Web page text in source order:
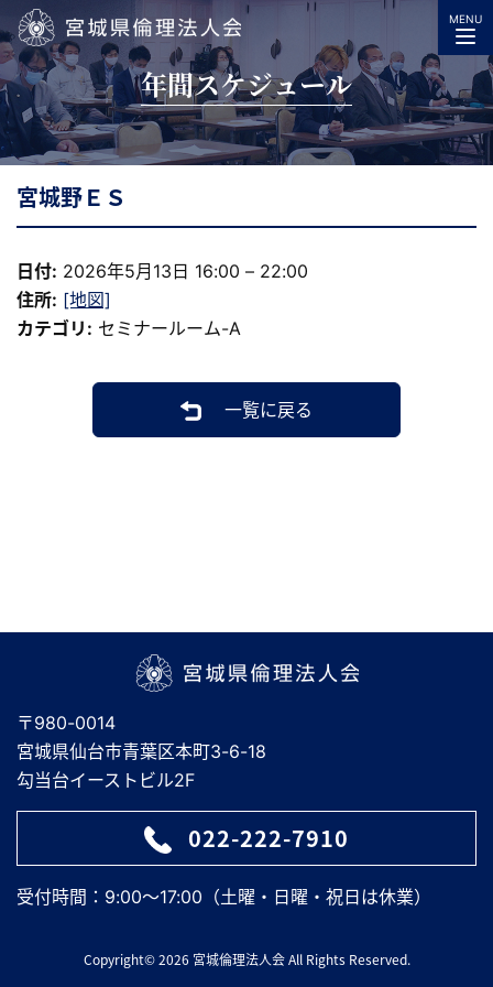
宮城県倫理法人会
MENU
年間スケジュール
宮城野ＥＳ
日付: 2026年5月13日 16:00 – 22:00
住所: [地図]
カテゴリ: セミナールーム-A
一覧に戻る
〒980-0014
宮城県仙台市青葉区本町3-6-18
勾当台イーストビル2F
022-222-7910
受付時間：9:00～17:00（土曜・日曜・祝日は休業）
Copyright© 2026 宮城倫理法人会 All Rights Reserved.